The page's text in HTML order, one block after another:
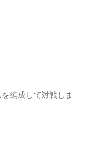
編成して対戦しま